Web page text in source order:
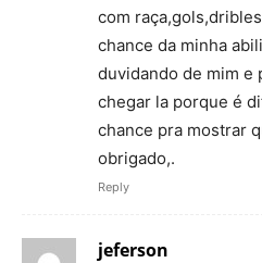
com
chance da minha
duvidando de mim e
chegar la porque é
chance pra mostrar
obrigado,.
Reply
jeferson